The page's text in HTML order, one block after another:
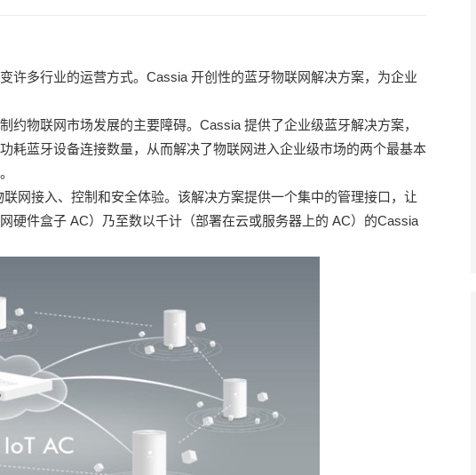
许多行业的运营方式。Cassia 开创性的蓝牙物联网解决方案，为企业
约物联网市场发展的主要障碍。Cassia 提供了企业级蓝牙解决方案，
耗蓝牙设备连接数量，从而解决了物联网进入企业级市场的两个最基本
网接入、控制和安全体验。该解决方案提供一个集中的管理接口，让
硬件盒子 AC）乃至数以千计（部署在云或服务器上的 AC）的Cassia